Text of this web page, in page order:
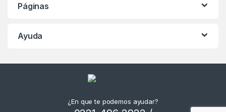
Páginas
Ayuda
¿En que te podemos ayudar?